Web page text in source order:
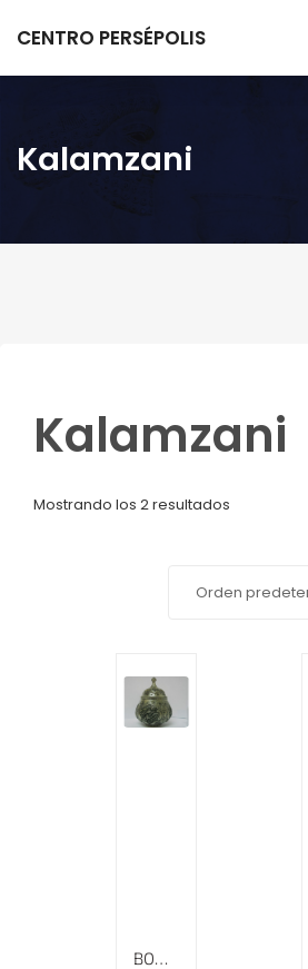
CENTRO PERSÉPOLIS
Kalamzani
Kalamzani
Mostrando los 2 resultados
BOMBONERA CINCELADA QALAMZANI, ALTURA DE 16 CM